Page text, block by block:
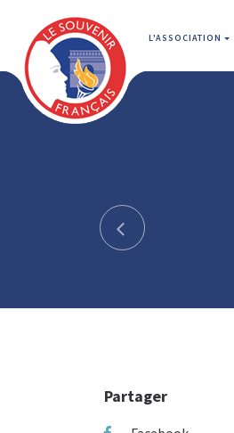
L'ASSOCIATION
Partager